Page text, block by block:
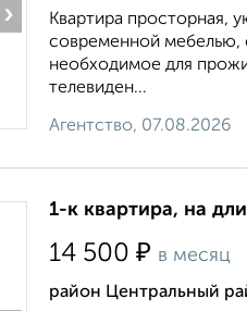
›
Квартира просторная,
современной мебелью,
необходимое для
телевиден...
Агентство, 07.08.2026
1-к квартира, на
14 500 ₽ в месяц
район Центральный